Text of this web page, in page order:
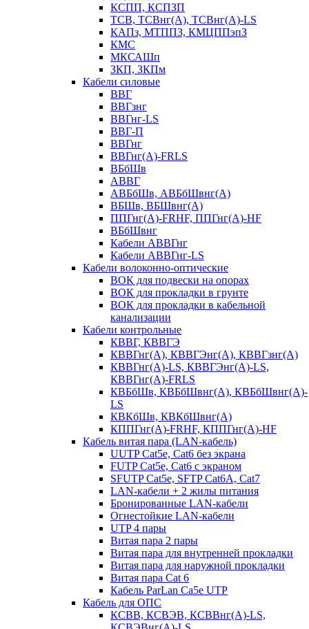
КСПП, КСПЗП
ТСВ, ТСВнг(А), ТСВнг(А)-LS
КАПз, МТППЗ, КМЦППэпЗ
КМС
МКСАШп
ЗКП, ЗКПм
Кабели силовые
ВВГ
ВВГзнг
ВВГнг-LS
ВВГ-П
ВВГнг
ВВГнг(А)-FRLS
ВБбШв
АВВГ
АВБбШв, АВБбШвнг(А)
ВБШв, ВБШвнг(А)
ППГнг(А)-FRHF, ППГнг(А)-HF
ВБбШвнг
Кабели АВВГнг
Кабели АВВГнг-LS
Кабели волоконно-оптические
ВОК для подвески на опорах
ВОК для прокладки в грунте
ВОК для прокладки в кабельной
канализации
Кабели контрольные
КВВГ, КВВГЭ
КВВГнг(А), КВВГЭнг(А), КВВГзнг(А)
КВВГнг(А)-LS, КВВГЭнг(А)-LS,
КВВГнг(А)-FRLS
КВБбШв, КВБбШвнг(А), КВБбШвнг(А)-
LS
КВКбШв, КВКбШвнг(А)
КППГнг(А)-FRHF, КППГнг(А)-HF
Кабель витая пара (LAN-кабель)
UUTP Cat5e, Cat6 без экрана
FUTP Cat5e, Cat6 с экраном
SFUTP Cat5e, SFTP Cat6A, Cat7
LAN-кабели + 2 жилы питания
Бронированные LAN-кабели
Огнестойкие LAN-кабели
UTP 4 пары
Витая пара 2 пары
Витая пара для внутренней прокладки
Витая пара для наружной прокладки
Витая пара Сat 6
Кабель ParLan Ca5e UTP
Кабель для ОПС
КСВВ, КСВЭВ, КСВВнг(А)-LS,